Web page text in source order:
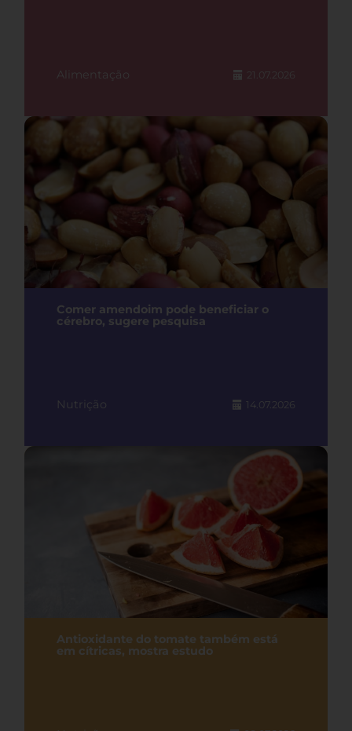
Alimentação 21.07.2026
Comer amendoim pode beneficiar o
cérebro, sugere pesquisa
Nutrição 14.07.2026
Antioxidante do tomate também está
em cítricas, mostra estudo